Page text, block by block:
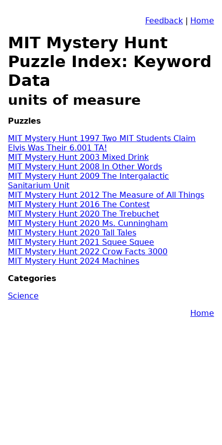
Feedback | Home
MIT Mystery Hunt
Puzzle Index: Keyword
Data
units of measure
Puzzles
MIT Mystery Hunt 1997 Two MIT Students Claim
Elvis Was Their 6.001 TA!
MIT Mystery Hunt 2003 Mixed Drink
MIT Mystery Hunt 2008 In Other Words
MIT Mystery Hunt 2009 The Intergalactic
Sanitarium Unit
MIT Mystery Hunt 2012 The Measure of All Things
MIT Mystery Hunt 2016 The Contest
MIT Mystery Hunt 2020 The Trebuchet
MIT Mystery Hunt 2020 Ms. Cunningham
MIT Mystery Hunt 2020 Tall Tales
MIT Mystery Hunt 2021 Squee Squee
MIT Mystery Hunt 2022 Crow Facts 3000
MIT Mystery Hunt 2024 Machines
Categories
Science
Home